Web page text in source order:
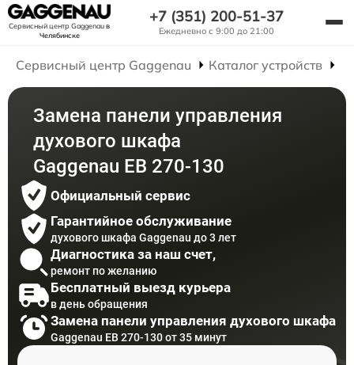
Сервисный центр Gaggenauв
Челябинске
+7 (351) 200-51-37
Ежедневно с 9:00 до 21:00
Сервисный центр Gaggenau Каталог устройств
Замена панели управления
духового шкафа
Gaggenau EB 270-130
Официальный сервис
Гарантийное обслуживание
духового шкафа Gaggenau до 3 лет
Диагностика за наш счет,
ремонт по желанию
Бесплатный выезд курьера
в день обращения
Замена панели управления духового шкафа
Gaggenau EB 270-130 от 35 минут